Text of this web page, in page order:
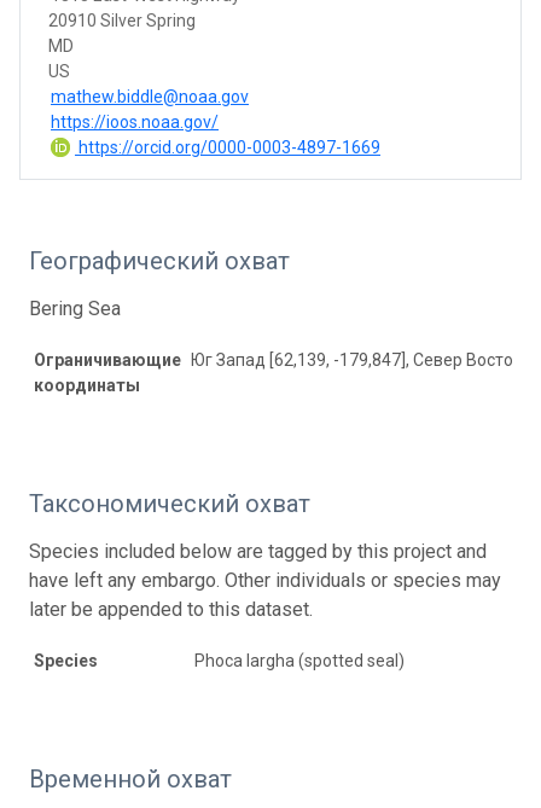
20910 Silver Spring
MD
US
mathew.biddle@noaa.gov
https://ioos.noaa.gov/
https://orcid.org/0000-0003-4897-1669
Географический охват
Bering Sea
Ограничивающие
координаты
Юг Запад [62,139, -179,847], Север Восток
Таксономический охват
Species included below are tagged by this project and
have left any embargo. Other individuals or species may
later be appended to this dataset.
Species Phoca largha (spotted seal)
Временной охват